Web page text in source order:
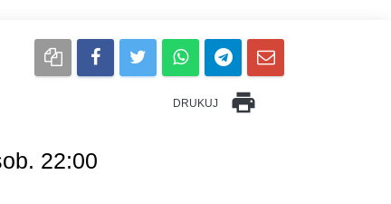
DRUKUJ print
22:00